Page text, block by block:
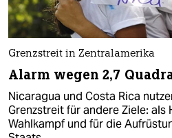
Grenzstreit in Zentralamerika
Alarm wegen 2,7
Nicaragua und Costa Rica
Grenzstreit für andere Ziele:
Wahlkampf und für die